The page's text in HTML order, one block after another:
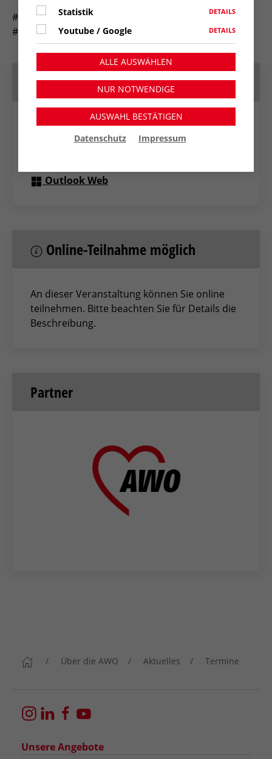
#LichtAus
#StopptdenSparhaushalt
Termin speichern
Google Kalender
Outlook Web
Online-Teilnahme möglich
An dieser Veranstaltung können Sie online
teilnehmen. Bitte beachten Sie für Details die
Beschreibung.
Partner
Über die AWO Aktuelles Termine
Unsere Angebote
Statistik DETAILS
Youtube / Google DETAILS
ALLE AUSWÄHLEN
NUR NOTWENDIGE
AUSWAHL BESTÄTIGEN
Datenschutz
Impressum